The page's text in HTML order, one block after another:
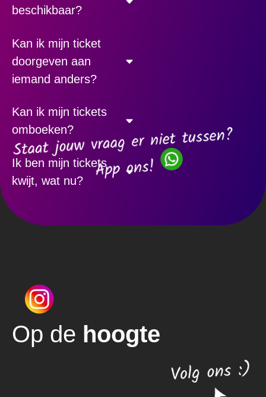
beschikbaar?
Kan ik mijn ticket
doorgeven aan
iemand anders?
Kan ik mijn tickets
omboeken?
Ik ben mijn tickets
kwijt, wat nu?
Op de hoogte